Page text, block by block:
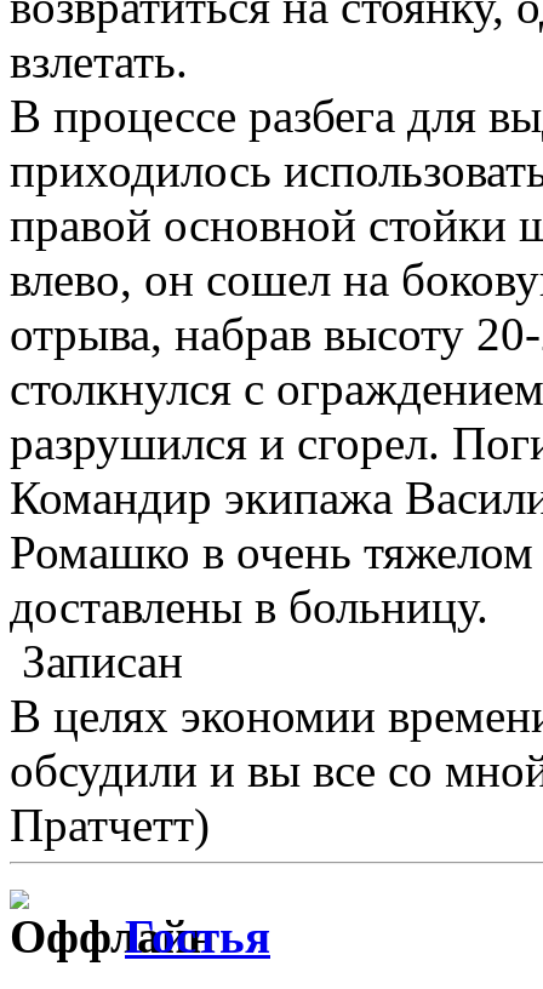
взлетать.
В процессе разбега для
приходилось
правой основной стойки
влево, он сошел на
отрыва, набрав высоту
столкнулся с
разрушился и сгорел.
Командир экипажа
Ромашко в очень
доставлены в больницу.
Записан
В целях экономии
обсудили и вы все со
Пратчетт)
Гостья